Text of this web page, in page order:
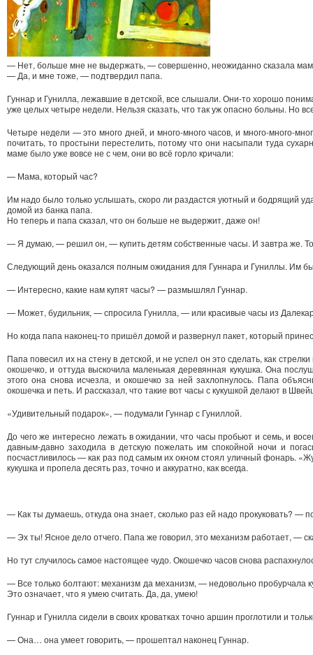
— Нет, больше мне не выдержать, — совершенно, неожиданно сказала
— Да, и мне тоже, — подтвердил папа.
Гуннар и Гунилла, лежавшие в детской, все слышали. Они-то хорошо
уже целых четыре недели. Нельзя сказать, что так уж опасно больны. Но
Четыре недели — это много дней, и много-много часов, и много-много-
почитать, то простыни перестелить, потому что они насыпали туда
маме было уже вовсе не с чем, они во всё горло кричали:
— Мама, который час?
Им надо было только услышать, скоро ли раздастся уютный и бодрящий
домой из банка папа.
Но теперь и папа сказал, что он больше не выдержит, даже он!
— Я думаю, — решил он, — купить детям собственные часы. И завтра же.
Следующий день оказался полным ожидания для Гуннара и Гуниллы. Им
— Интересно, какие нам купят часы? — размышлял Гуннар.
— Может, будильник, — спросила Гунилла, — или красивые часы из
Но когда папа наконец-то пришёл домой и развернул пакет, который
Папа повесил их на стену в детской, и не успел он это сделать, как
окошечко, и оттуда выскочила маленькая деревянная кукушка. Она
этого она снова исчезла, и окошечко за ней захлопнулось. Папа
окошечка и петь. И рассказал, что такие вот часы с кукушкой делают в
«Удивительный подарок», — подумали Гуннар с Гуниллой.
До чего же интересно лежать в ожидании, что часы пробьют и семь, и
давным-давно заходила в детскую пожелать им спокойной ночи и
посчастливилось — как раз под самым их окном стоял уличный фонарь.
кукушка и пропела десять раз, точно и аккуратно, как всегда.
— Как ты думаешь, откуда она знает, сколько раз ей надо прокуковать? —
— Эх ты! Ясное дело отчего. Папа же говорил, это механизм работает, —
Но тут случилось самое настоящее чудо. Окошечко часов снова
— Все только болтают: механизм да механизм, — недовольно пробурчала
Это означает, что я умею считать. Да, да, умею!
Гуннар и Гунилла сидели в своих кроватках точно аршин проглотили и
— Она… она умеет говорить, — прошептал наконец Гуннар.